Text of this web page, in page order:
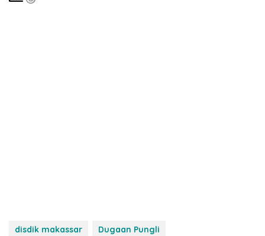
disdik makassar
Dugaan Pungli